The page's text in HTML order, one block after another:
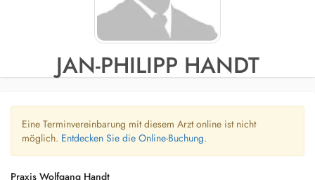
JAN-PHILIPP HANDT
Eine Terminvereinbarung mit diesem Arzt online ist nicht
möglich. Entdecken Sie die Online-Buchung.
Praxis Wolfgang Handt